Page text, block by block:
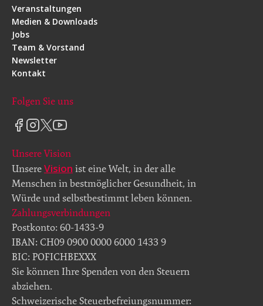
Veranstaltungen
Medien & Downloads
Jobs
Team & Vorstand
Newsletter
Kontakt
Folgen Sie uns
Unsere Vision
Unsere Vision ist eine Welt, in der alle
Menschen in bestmöglicher Gesundheit, in
Würde und selbstbestimmt leben können.
Zahlungsverbindungen
Postkonto: 60-1433-9
IBAN: CH09 0900 0000 6000 1433 9
BIC: POFICHBEXXX
Sie können Ihre Spenden von den Steuern
abziehen.
Schweizerische Steuerbefreiungsnummer: